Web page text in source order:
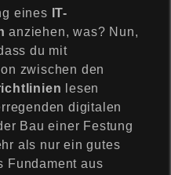
eines IT-
anziehen, was? Nun,
du mit
zwischen den
lesen
digitalen
Bau einer Festung
als nur ein gutes
Fundament aus